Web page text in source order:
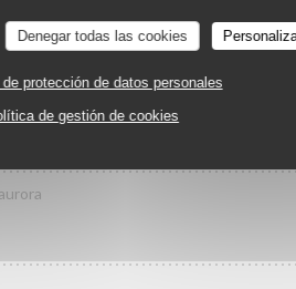
Denegar todas las cookies
protección de datos personales
de gestión de cookies
FRAIS